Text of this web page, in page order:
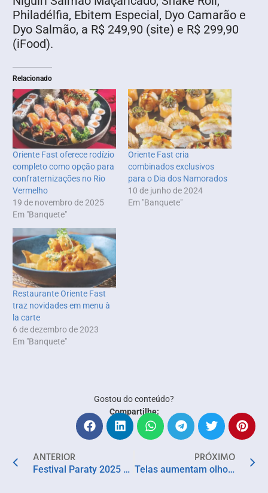
Philadélfia, Ebitem Especial, Dyo Camarão e
Dyo Salmão, a R$ 249,90 (site) e R$ 299,90
(iFood).
Relacionado
Oriente Fast oferece rodízio
completo como opção para
confraternizações no Rio
Vermelho
19 de novembro de 2025
Em "Banquete"
Oriente Fast cria
combinados exclusivos
para o Dia dos Namorados
10 de junho de 2024
Em "Banquete"
Restaurante Oriente Fast
traz novidades em menu à
la carte
6 de dezembro de 2023
Em "Banquete"
Gostou do conteúdo?
Compartilhe:
ANTERIOR
Festival Paraty 2025 celebra 15 anos com grandes artistas do Jazz, Blues e Soul
PRÓXIMO
Telas aumentam olho seco entre jovens, diz pesquisa